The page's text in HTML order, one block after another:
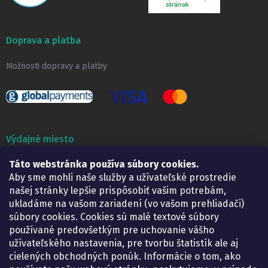
Táto webstránka používa súbory cookies.
Aby sme mohli naše služby a užívateľské prostredie
našej stránky lepšie prispôsobiť vašim potrebám,
ukladáme na vašom zariadení (vo vašom prehliadači)
súbory cookies. Cookies sú malé textové súbory
používané predovšetkým pre uchovanie vášho
užívateľského nastavenia, pre tvorbu štatistík ale aj
cielených obchodných ponúk. Informácie o tom, ako
Doprava a platba
Možnosti dopravy a platby
Výdajné miesto
Lekáreň ADONAI
Košice – Smetanova 2
Pondelok:
07.30 – 15.30 h.
Utorok:
07.30 – 16.00 h.
Streda:
07.30 – 16.00 h.
Štvrtok:
07.30 – 15.30 h.
Piatok:
07.30 – 15.30 h.
KONTAKT